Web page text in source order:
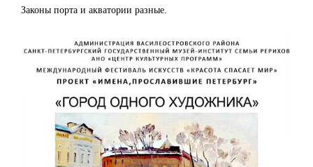
Законы порта и акватории разные.